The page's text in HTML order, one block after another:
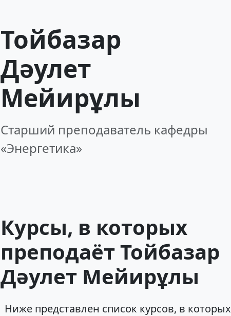
Тойбазар
Дәулет
Мейирұлы
Старший преподаватель кафедры
«Энергетика»
Курсы, в которых
преподаёт Тойбазар
Дәулет Мейирұлы
Ниже представлен список курсов, в которых